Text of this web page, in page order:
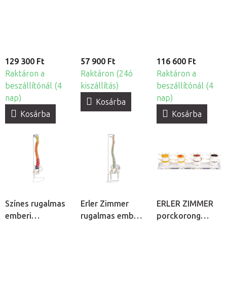
129 300 Ft
Raktáron a
beszállítónál (4
nap)
Kosárba
57 900 Ft
Raktáron (24ó
kiszállítás)
Kosárba
116 600 Ft
Raktáron a
beszállítónál (4
nap)
Kosárba
Színes rugalmas
emberi
Erler Zimmer
rugalmas emberi
ERLER ZIMMER
porckorong